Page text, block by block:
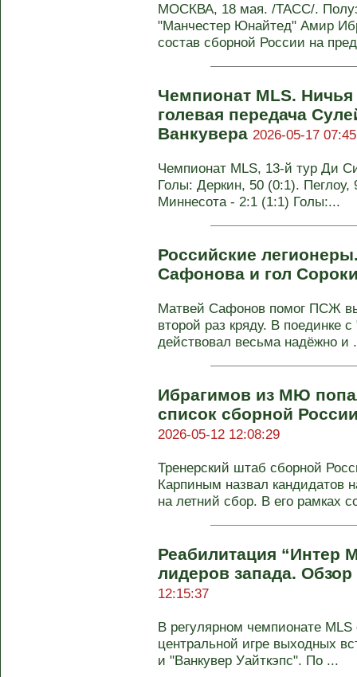
МОСКВА, 18 мая. /ТАСС/.
"Манчестер Юнайтед" Амир
состав сборной России на
Чемпионат MLS.
голевая передача
Ванкувера 2026-05-17
Чемпионат MLS, 13-й тур Ди
Голы: Деркин, 50 (0:1).
Миннесота - 2:1 (1:1) Голы:...
Российские
Сафонова и гол
Матвей Сафонов помог ПСЖ
второй раз кряду. В поединке
действовал весьма надёжно и
Ибрагимов из МЮ
список сборной
2026-05-12 12:08:29
Тренерский штаб сборной
Карпиным назвал кандидатов
на летний сбор. В его рамках
Реабилитация “Интер
лидеров запада.
12:15:37
В регулярном чемпионате
центральной игре выходных
и "Ванкувер Уайткэпс". По ...